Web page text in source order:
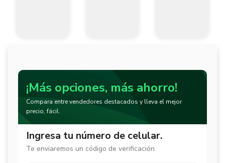
¡Más opciones, más ahorro!
Compara entre vendedores destacados y lleva el mejor
precio, fácil.
Ingresa tu número de celular.
Te enviaremos un código de verificación